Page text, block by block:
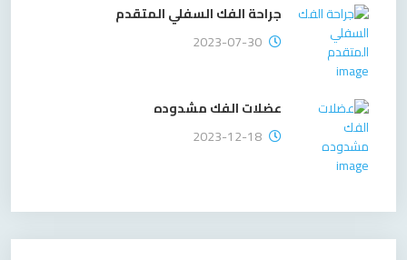
جراحة الفك السفلي المتقدم
2023-07-30
عضلات الفك مشدوده
2023-12-18